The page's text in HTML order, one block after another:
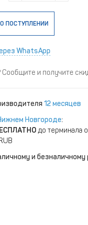
ПОСТУПЛЕНИИ
WhatsApp
и получите
12 месяцев
Новгороде:
до терминала
и безналичному